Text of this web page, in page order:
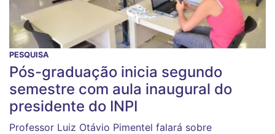
PESQUISA
Pós-graduação inicia segundo
semestre com aula inaugural do
presidente do INPI
Professor Luiz Otávio Pimentel falará sobre